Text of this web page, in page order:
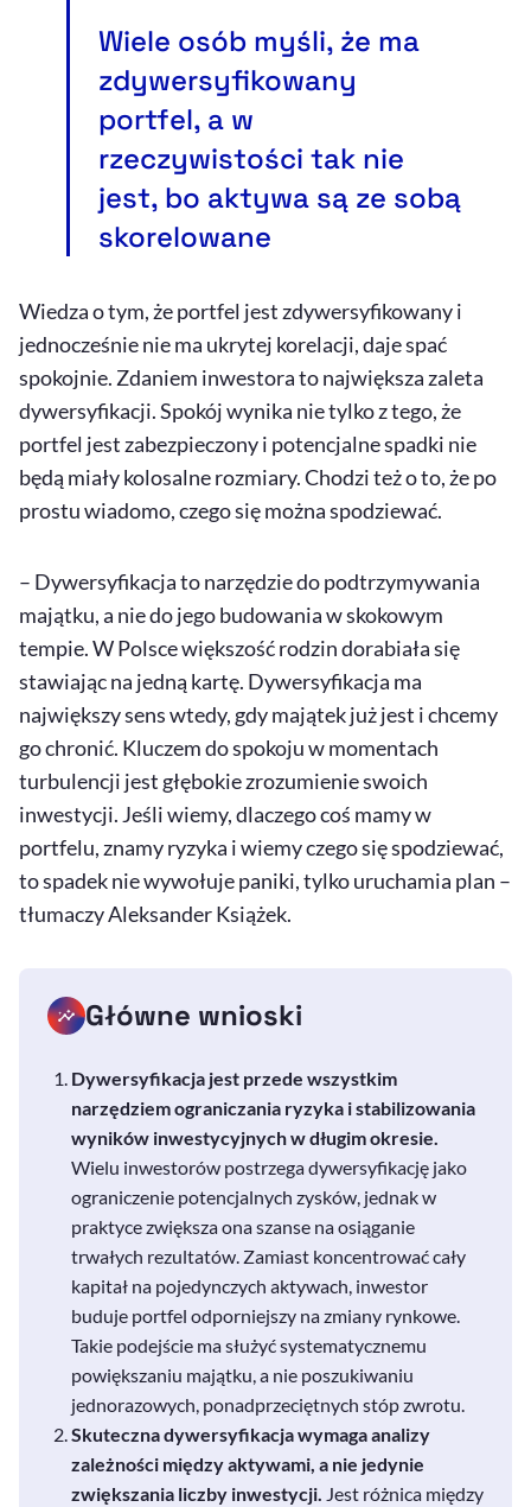
Wiele osób myśli, że ma
zdywersyfikowany
portfel, a w
rzeczywistości tak nie
jest, bo aktywa są ze sobą
skorelowane
Wiedza o tym, że portfel jest zdywersyfikowany i
jednocześnie nie ma ukrytej korelacji, daje spać
spokojnie. Zdaniem inwestora to największa zaleta
dywersyfikacji. Spokój wynika nie tylko z tego, że
portfel jest zabezpieczony i potencjalne spadki nie
będą miały kolosalne rozmiary. Chodzi też o to, że po
prostu wiadomo, czego się można spodziewać.
– Dywersyfikacja to narzędzie do podtrzymywania
majątku, a nie do jego budowania w skokowym
tempie. W Polsce większość rodzin dorabiała się
stawiając na jedną kartę. Dywersyfikacja ma
największy sens wtedy, gdy majątek już jest i chcemy
go chronić. Kluczem do spokoju w momentach
turbulencji jest głębokie zrozumienie swoich
inwestycji. Jeśli wiemy, dlaczego coś mamy w
portfelu, znamy ryzyka i wiemy czego się spodziewać,
to spadek nie wywołuje paniki, tylko uruchamia plan –
tłumaczy Aleksander Książek.
Główne wnioski
Dywersyfikacja jest przede wszystkim
narzędziem ograniczania ryzyka i stabilizowania
wyników inwestycyjnych w długim okresie.
Wielu inwestorów postrzega dywersyfikację jako
ograniczenie potencjalnych zysków, jednak w
praktyce zwiększa ona szanse na osiąganie
trwałych rezultatów. Zamiast koncentrować cały
kapitał na pojedynczych aktywach, inwestor
buduje portfel odporniejszy na zmiany rynkowe.
Takie podejście ma służyć systematycznemu
powiększaniu majątku, a nie poszukiwaniu
jednorazowych, ponadprzeciętnych stóp zwrotu.
Skuteczna dywersyfikacja wymaga analizy
zależności między aktywami, a nie jedynie
zwiększania liczby inwestycji. Jest różnica między